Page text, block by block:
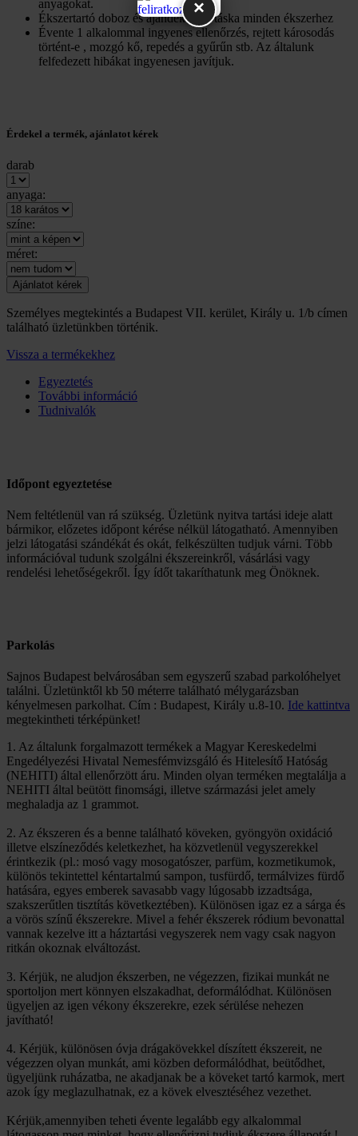
anyagokat.
Ékszertartó doboz és ajándék tartó táska minden ékszerhez
Évente 1 alkalommal ingyenes ellenőrzés, rejtett károsodás
történt-e , mozgó kő, repedés a gyűrűn stb. Az általunk
felfedezett hibákat ingyenesen javítjuk.
Érdekel a termék, ajánlatot kérek
darab
anyaga:
színe:
méret:
Személyes megtekintés a Budapest VII. kerület, Király u. 1/b címen
található üzletünkben történik.
Vissza a termékekhez
Egyeztetés
További információ
Tudnivalók
Időpont egyeztetése
Nem feltétlenül van rá szükség. Üzletünk nyitva tartási ideje alatt
bármikor, előzetes időpont kérése nélkül látogatható. Amennyiben
jelzi látogatási szándékát és okát, felkészülten tudjuk várni. Több
információval tudunk szolgálni ékszereinkről, vásárlási vagy
rendelési lehetőségekről. Így ídőt takaríthatunk meg Önöknek.
Parkolás
Sajnos Budapest belvárosában sem egyszerű szabad parkolóhelyet
találni. Üzletünktől kb 50 méterre található mélygarázsban
kényelmesen parkolhat. Cím : Budapest, Király u.8-10. Ide kattintva
megtekintheti térképünket!
1. Az általunk forgalmazott termékek a Magyar Kereskedelmi
Engedélyezési Hivatal Nemesfémvizsgáló és Hitelesítő Hatóság
(NEHITI) által ellenőrzött áru. Minden olyan terméken megtalálja a
NEHITI által beütött finomsági, illetve származási jelet amely
meghaladja az 1 grammot.
2. Az ékszeren és a benne található köveken, gyöngyön oxidáció
illetve elszíneződés keletkezhet, ha közvetlenül vegyszerekkel
érintkezik (pl.: mosó vagy mosogatószer, parfüm, kozmetikumok,
különös tekintettel kéntartalmú sampon, tusfürdő, termálvizes fürdő
hatására, egyes emberek savasabb vagy lúgosabb izzadtsága,
szakszerűtlen tisztítás következtében). Különösen igaz ez a sárga és
a vörös színű ékszerekre. Mivel a fehér ékszerek ródium bevonattal
vannak kezelve itt a háztartási vegyszerek nem vagy csak nagyon
ritkán okoznak elváltozást.
3. Kérjük, ne aludjon ékszerben, ne végezzen, fizikai munkát ne
sportoljon mert könnyen elszakadhat, deformálódhat. Különösen
ügyeljen az igen vékony ékszerekre, ezek sérülése nehezen
javítható!
4. Kérjük, különösen óvja drágakövekkel díszített ékszereit, ne
végezzen olyan munkát, ami közben deformálódhat, beütődhet,
ügyeljünk ruházatba, ne akadjanak be a köveket tartó karmok, mert
azok így meglazulhatnak, ez a kövek elvesztéséhez vezethet.
Kérjük,amennyiben teheti évente legalább egy alkalommal
×